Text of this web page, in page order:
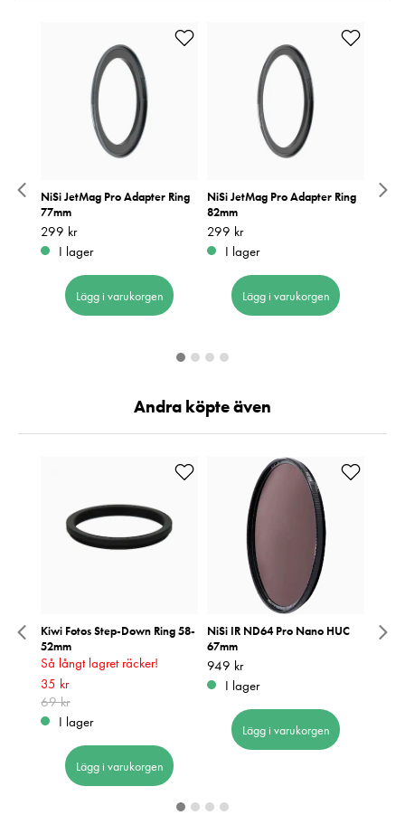
Kit
NiSi JetMag Pro Adapter Ring
77mm
Pris: 299 kr
299 kr
I lager
Lägg i varukorgen
NiSi JetMag Pro Adapter Ring
82mm
Pris: 299 kr
299 kr
I lager
Lägg i varukorgen
NiSi
Andra köpte även
Kiwi Fotos Step-Down Ring 58-
52mm
Så långt lagret räcker!
Nuvarande pris
pris:69 kr
35 kr
69 kr
I lager
Lägg i varukorgen
NiSi IR ND64 Pro Nano HUC
67mm
Pris: 949 kr
949 kr
I lager
Lägg i varukorgen
NiSi